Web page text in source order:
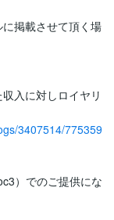
掲載させて頂く場
入に対しロイヤリ
3407514/775359
）でのご提供にな